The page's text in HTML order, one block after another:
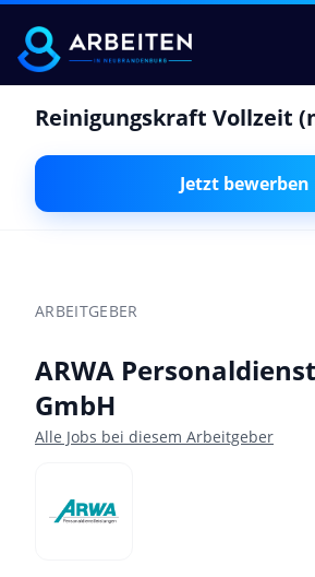
Reinigungskraft Vollzeit
Jetzt bewerben
ARBEITGEBER
ARWA
GmbH
Alle Jobs bei diesem Arbeitgeber